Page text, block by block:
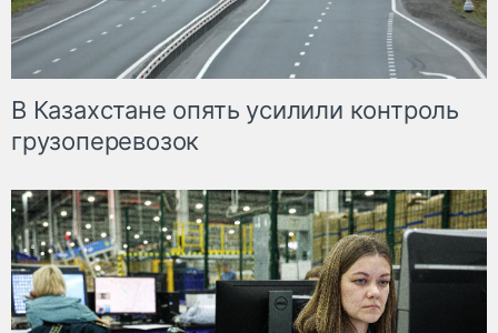
В Казахстане опять усилили контроль
грузоперевозок